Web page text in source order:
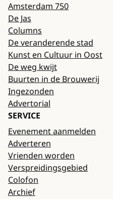
Amsterdam 750
De Jas
Columns
De veranderende stad
Kunst en Cultuur in Oost
De weg kwijt
Buurten in de Brouwerij
Ingezonden
Advertorial
SERVICE
Evenement aanmelden
Adverteren
Vrienden worden
Verspreidingsgebied
Colofon
Archief